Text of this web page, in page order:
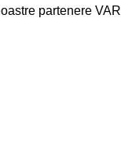
partenere